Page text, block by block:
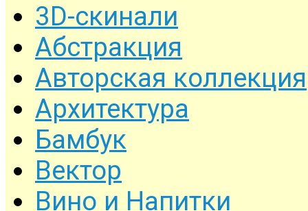
3D-скинали
Абстракция
Авторская коллекция
Архитектура
Бамбук
Вектор
Вино и Напитки